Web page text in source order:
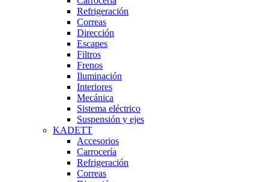
Refrigeración
Correas
Dirección
Escapes
Filtros
Frenos
Iluminación
Interiores
Mecánica
Sistema eléctrico
Suspensión y ejes
KADETT
Accesorios
Carrocería
Refrigeración
Correas